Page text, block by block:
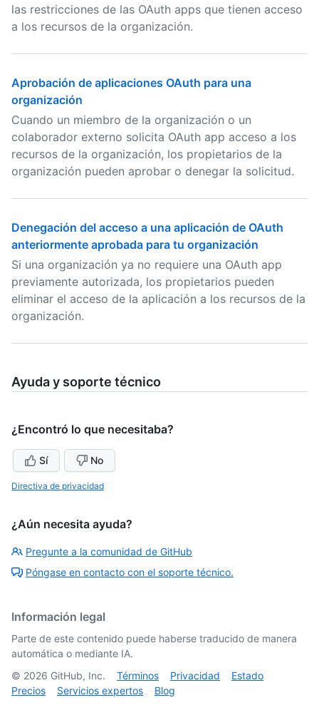
las restricciones de las OAuth apps que tienen acceso
a los recursos de la organización.
Aprobación de aplicaciones OAuth para una
organización
Cuando un miembro de la organización o un
colaborador externo solicita OAuth app acceso a los
recursos de la organización, los propietarios de la
organización pueden aprobar o denegar la solicitud.
Denegación del acceso a una aplicación de OAuth
anteriormente aprobada para tu organización
Si una organización ya no requiere una OAuth app
previamente autorizada, los propietarios pueden
eliminar el acceso de la aplicación a los recursos de la
organización.
Ayuda y soporte técnico
¿Encontró lo que necesitaba?
Sí No
Directiva de privacidad
¿Aún necesita ayuda?
Pregunte a la comunidad de GitHub
Póngase en contacto con el soporte técnico.
Información legal
Parte de este contenido puede haberse traducido de manera
automática o mediante IA.
© 2026 GitHub, Inc. Términos Privacidad
Estado
Precios
Servicios expertos Blog